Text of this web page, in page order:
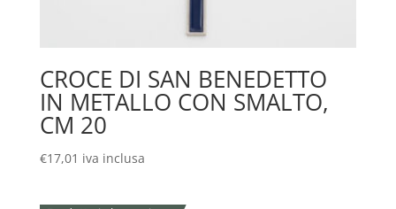
CROCE DI SAN BENEDETTO
IN METALLO CON SMALTO,
CM 20
€17,01 iva inclusa